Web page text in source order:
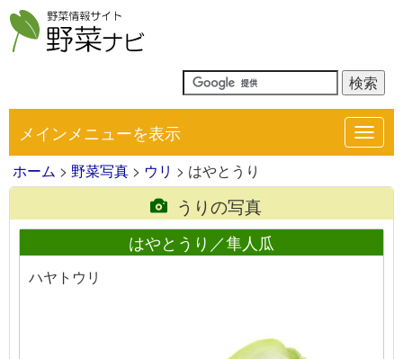
メインメニューを表示
ホーム > 野菜写真 > ウリ > はやとうり
うりの写真
はやとうり／隼人瓜
ハヤトウリ